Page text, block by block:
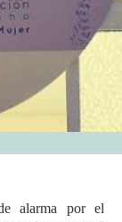
alarma por el